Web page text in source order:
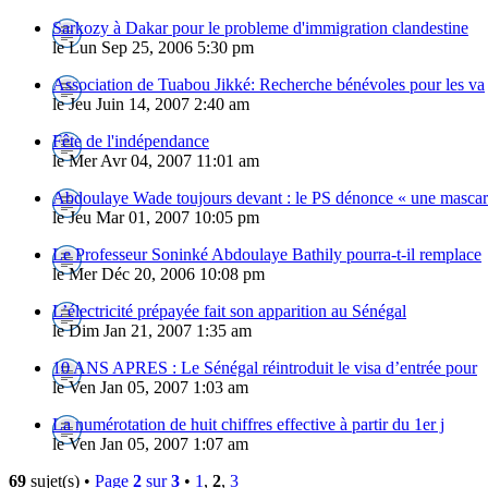
Sarkozy à Dakar pour le probleme d'immigration clandestine
le Lun Sep 25, 2006 5:30 pm
Association de Tuabou Jikké: Recherche bénévoles pour les va
le Jeu Juin 14, 2007 2:40 am
Fête de l'indépendance
le Mer Avr 04, 2007 11:01 am
Abdoulaye Wade toujours devant : le PS dénonce « une
le Jeu Mar 01, 2007 10:05 pm
Le Professeur Soninké Abdoulaye Bathily pourra-t-il remplace
le Mer Déc 20, 2006 10:08 pm
L’électricité prépayée fait son apparition au Sénégal
le Dim Jan 21, 2007 1:35 am
10 ANS APRES : Le Sénégal réintroduit le visa d’entrée pour
le Ven Jan 05, 2007 1:03 am
La numérotation de huit chiffres effective à partir du 1er j
le Ven Jan 05, 2007 1:07 am
69 sujet(s) • Page 2 sur3 • 1 , 2, 3